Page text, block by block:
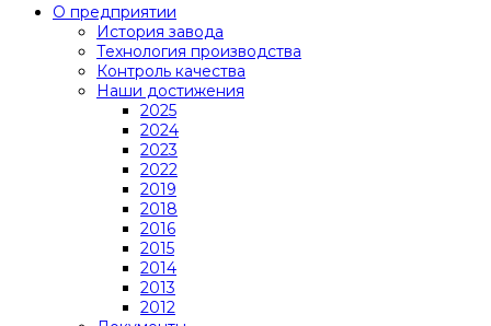
О предприятии
История завода
Технология производства
Контроль качества
Наши достижения
2025
2024
2023
2022
2019
2018
2016
2015
2014
2013
2012